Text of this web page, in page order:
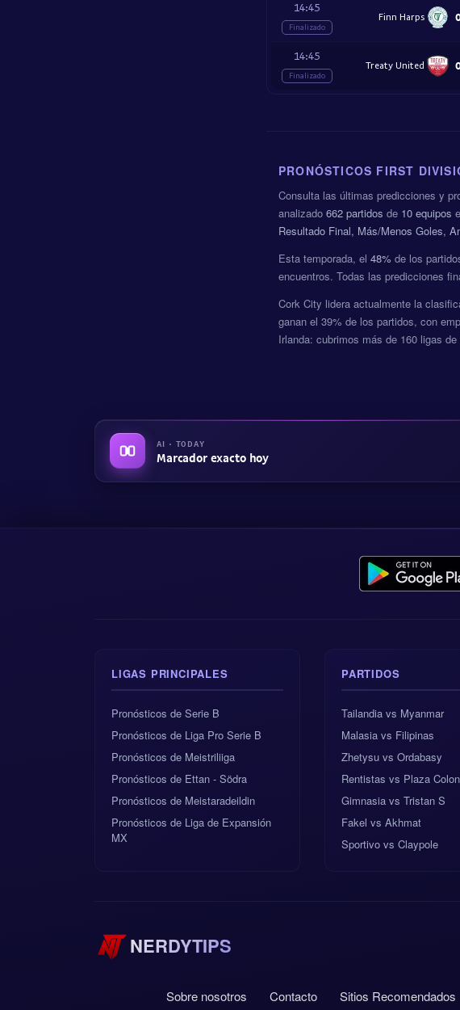
14:45
Finalizado
Finn Harps
14:45
Finalizado
Treaty United
PRONÓSTICOS FIRST
Consulta las últimas predicciones y
analizado 662 partidos de 10 equipos
Resultado Final, Más/Menos Goles,
Esta temporada, el 48% de los
encuentros. Todas las predicciones
Cork City lidera actualmente la
ganan el 39% de los partidos, con
Irlanda: cubrimos más de 160 ligas
AI · TODAY
Marcador exacto hoy
LIGAS PRINCIPALES
Pronósticos de Serie B
Pronósticos de Liga Pro Serie B
Pronósticos de Meistriliiga
Pronósticos de Ettan - Södra
Pronósticos de Meistaradeildin
Pronósticos de Liga de Expansión
MX
PARTIDOS
Tailandia vs Myanmar
Malasia vs Filipinas
Zhetysu vs Ordabasy
Rentistas vs Plaza
Gimnasia vs Tristan S
Fakel vs Akhmat
Sportivo vs Claypole
NERDYTIPS
Sobre nosotros Contacto Sitios Recomendados